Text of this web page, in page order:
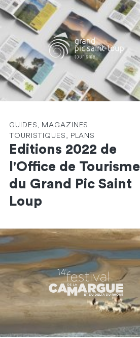
GUIDES, MAGAZINES
TOURISTIQUES, PLANS
Editions 2022 de
l'Office de Tourisme
du Grand Pic Saint
Loup